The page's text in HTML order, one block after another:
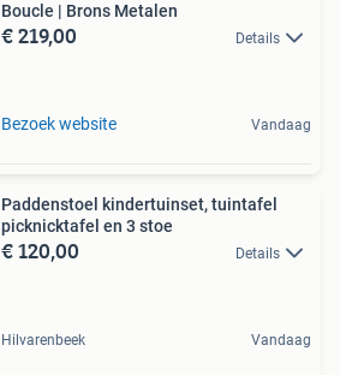
Boucle | Brons Metalen
€ 219,00 Details
Bezoek website Vandaag
Paddenstoel kindertuinset, tuintafel
picknicktafel en 3 stoe
€ 120,00 Details
Hilvarenbeek Vandaag